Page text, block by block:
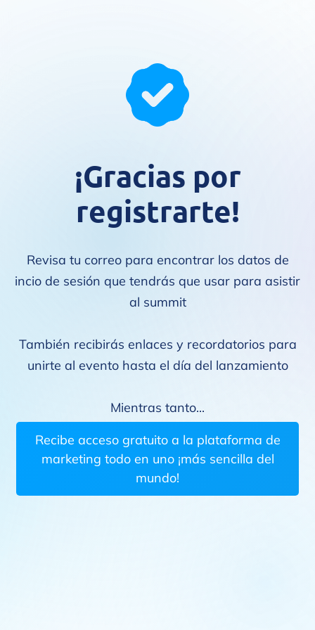
¡Gracias por
registrarte!
Revisa tu correo para encontrar los datos de
incio de sesión que tendrás que usar para asistir
al summit
También recibirás enlaces y recordatorios para
unirte al evento hasta el día del lanzamiento
Mientras tanto...
Recibe acceso gratuito a la plataforma de
marketing todo en uno ¡más sencilla del
mundo!